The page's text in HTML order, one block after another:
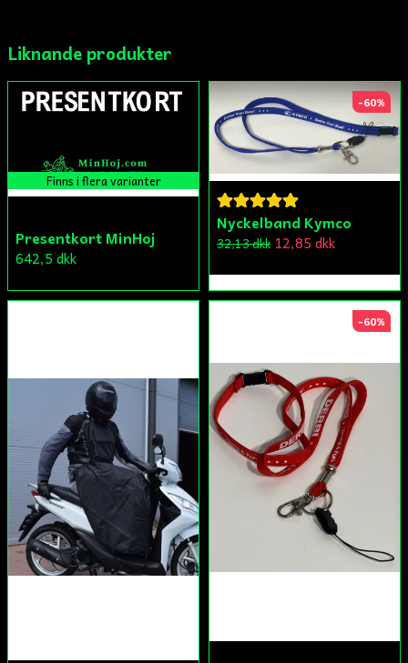
Ja, ni får publicera min fråga
Skicka fråga
Liknande produkter
Finns i flera varianter
Presentkort MinHoj
642,5 dkk
Nyckelband Kymco
32,13 dkk 12,85 dkk
-60%
-60%